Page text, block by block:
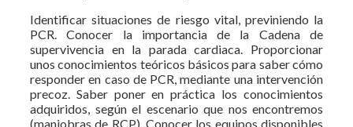
Identificar situaciones de riesgo vital, previniendo la
PCR. Conocer la importancia de la Cadena de
supervivencia en la parada cardiaca. Proporcionar
unos conocimientos teóricos básicos para saber cómo
responder en caso de PCR, mediante una intervención
precoz. Saber poner en práctica los conocimientos
adquiridos, según el escenario que nos encontremos
(maniobras de RCP). Conocer los equipos disponibles